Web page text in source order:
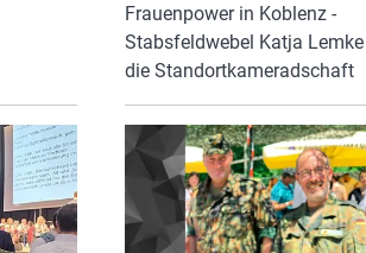
Frauenpower in Koblenz -
Stabsfeldwebel Katja
die Standortkameradschaft